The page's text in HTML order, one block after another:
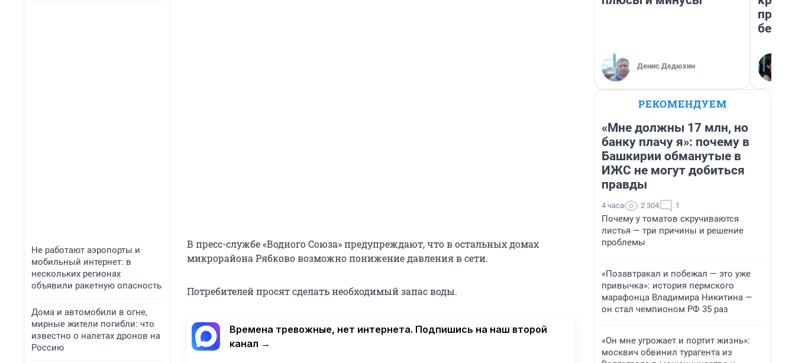
Не работают аэропорты и
мобильный интернет: в
нескольких регионах
объявили ракетную опасность
Дома и автомобили в огне,
мирные жители погибли: что
известно о налетах дронов на
Россию
В пресс-службе «Водного Союза» предупреждают, что в остальных домах
микрорайона Рябково возможно понижение давления в сети.
Потребителей просят сделать необходимый запас воды.
Времена тревожные, нет интернета. Подпишись на наш второй
канал →
Денис Дедюхин
РЕКОМЕНДУЕМ
«Мне должны 17 млн, но
банку плачу я»: почему в
Башкирии обманутые в
ИЖС не могут добиться
правды
4 часа 2 304 1
Почему у томатов скручиваются
листья — три причины и решение
проблемы
«Позавтракал и побежал — это уже
привычка»: история пермского
марафонца Владимира Никитина —
он стал чемпионом РФ 35 раз
«Он мне угрожает и портит жизнь»:
москвич обвинил турагента из